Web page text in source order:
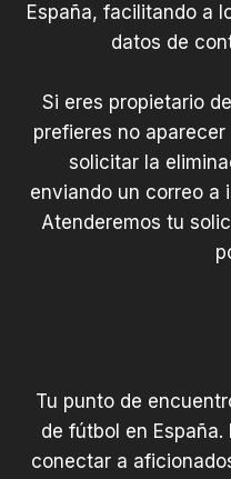
España, facilitando a
datos de
Si eres propietario
prefieres no
solicitar la
enviando un correo a
Atenderemos tu
Tu punto de
de fútbol en
conectar a